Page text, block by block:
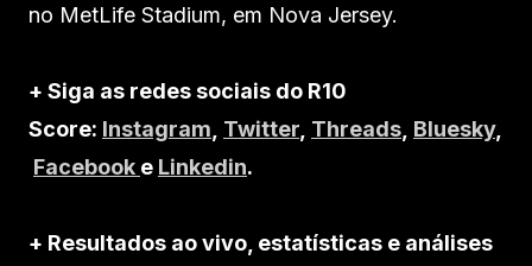
no MetLife Stadium, em Nova Jersey.
+ Siga as redes sociais do R10
Score: Instagram Twitter Threads Bluesky,
Facebook e Linkedin.
+ Resultados ao vivo, estatísticas e análises